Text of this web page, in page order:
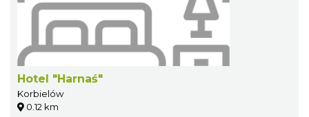
Hotel "Harnaś"
Korbielów
0.12 km